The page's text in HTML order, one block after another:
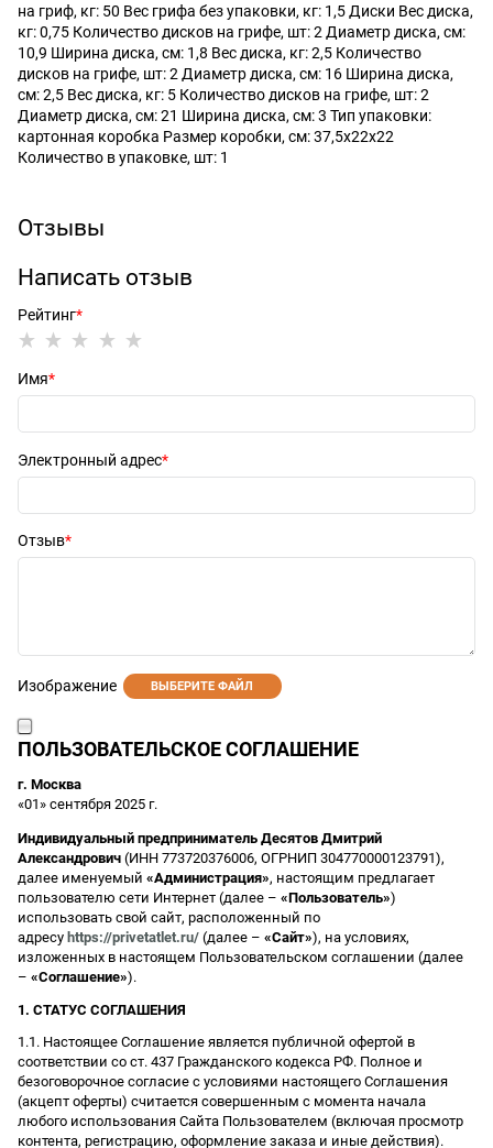
на гриф, кг: 50 Вес грифа без упаковки, кг: 1,5 Диски Вес диска,
кг: 0,75 Количество дисков на грифе, шт: 2 Диаметр диска, см:
10,9 Ширина диска, см: 1,8 Вес диска, кг: 2,5 Количество
дисков на грифе, шт: 2 Диаметр диска, см: 16 Ширина диска,
см: 2,5 Вес диска, кг: 5 Количество дисков на грифе, шт: 2
Диаметр диска, см: 21 Ширина диска, см: 3 Тип упаковки:
картонная коробка Размер коробки, см: 37,5х22х22
Количество в упаковке, шт: 1
Отзывы
Написать отзыв
Рейтинг
Имя
Электронный адрес
Отзыв
Изображение ВЫБЕРИТЕ ФАЙЛ
ПОЛЬЗОВАТЕЛЬСКОЕ СОГЛАШЕНИЕ
г. Москва
«01» сентября 2025 г.
Индивидуальный предприниматель Десятов Дмитрий
Александрович (ИНН 773720376006, ОГРНИП 304770000123791),
далее именуемый «Администрация», настоящим предлагает
пользователю сети Интернет (далее – «Пользователь»)
использовать свой сайт, расположенный по
адресу https://privetatlet.ru/ (далее – «Сайт»), на условиях,
изложенных в настоящем Пользовательском соглашении (далее
– «Соглашение»).
1. СТАТУС СОГЛАШЕНИЯ
1.1. Настоящее Соглашение является публичной офертой в
соответствии со ст. 437 Гражданского кодекса РФ. Полное и
безоговорочное согласие с условиями настоящего Соглашения
(акцепт оферты) считается совершенным с момента начала
любого использования Сайта Пользователем (включая просмотр
контента, регистрацию, оформление заказа и иные действия).